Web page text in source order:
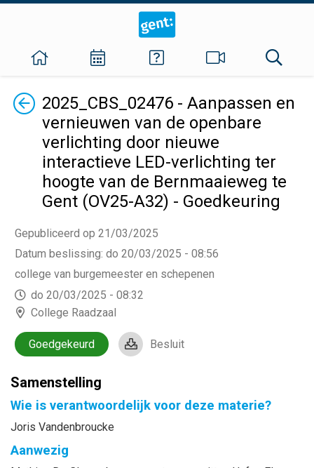
Terug2025_CBS_02476 - Aanpassen en
vernieuwen van de openbare
verlichting door nieuwe
interactieve LED-verlichting ter
hoogte van de Bernmaaieweg te
Gent (OV25-A32) - Goedkeuring
Gepubliceerd op 21/03/2025
Datum beslissing: do 20/03/2025 - 08:56
college van burgemeester en schepenen
do 20/03/2025 - 08:32
College Raadzaal
Goedgekeurd Besluit
Samenstelling
Wie is verantwoordelijk voor deze materie?
Joris Vandenbroucke
Aanwezig